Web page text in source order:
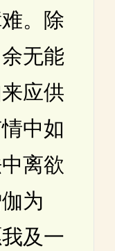
。除
无能
应供
中如
离欲
为
及一